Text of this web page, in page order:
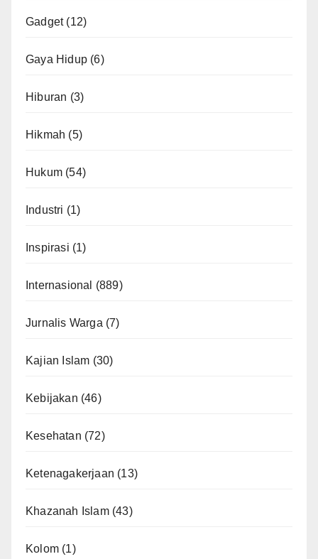
Gadget(12)
Gaya Hidup (6)
Hiburan (3)
Hikmah (5)
Hukum (54)
Industri (1)
Inspirasi (1)
Internasional (889)
Jurnalis Warga (7)
Kajian Islam (30)
Kebijakan (46)
Kesehatan (72)
Ketenagakerjaan (13)
Khazanah Islam(43)
Kolom (1)